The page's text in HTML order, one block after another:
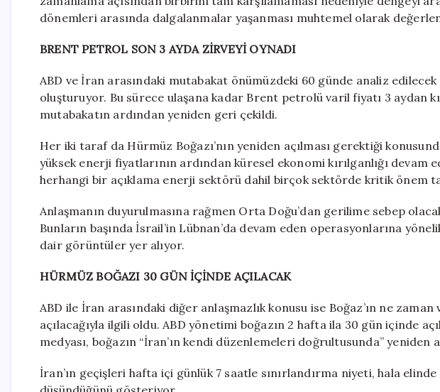
dönemleri arasında dalgalanmalar yaşanması muhtemel olarak
BRENT PETROL SON 3 AYDA ZİRVEYİ OYNADI
ABD ve İran arasındaki mutabakat önümüzdeki 60 günde analiz
oluşturuyor. Bu sürece ulaşana kadar Brent petrolü varil fiyatı 3 aydan
mutabakatın ardından yeniden geri çekildi.
Her iki taraf da Hürmüz Boğazı’nın yeniden açılması gerektiği
yüksek enerji fiyatlarının ardından küresel ekonomi kırılganlığı devam
herhangi bir açıklama enerji sektörü dahil birçok sektörde kritik önem
Anlaşmanın duyurulmasına rağmen Orta Doğu’dan gerilime sebep
Bunların başında İsrail’in Lübnan’da devam eden operasyonlarına
dair görüntüler yer alıyor.
HÜRMÜZ BOĞAZI 30 GÜN İÇİNDE AÇILACAK
ABD ile İran arasındaki diğer anlaşmazlık konusu ise Boğaz’ın ne
açılacağıyla ilgili oldu. ABD yönetimi boğazın 2 hafta ila 30 gün içinde
medyası, boğazın “İran’ın kendi düzenlemeleri doğrultusunda” yeniden
İran’ın geçişleri hafta içi günlük 7 saatle sınırlandırma niyeti, hala